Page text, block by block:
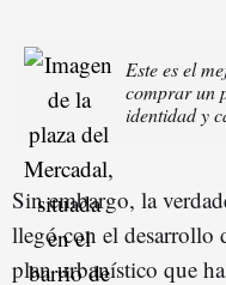
Este es el
comprar un
identidad y
Sin embargo, la
llegó con el desarrollo
plan urbanístico que